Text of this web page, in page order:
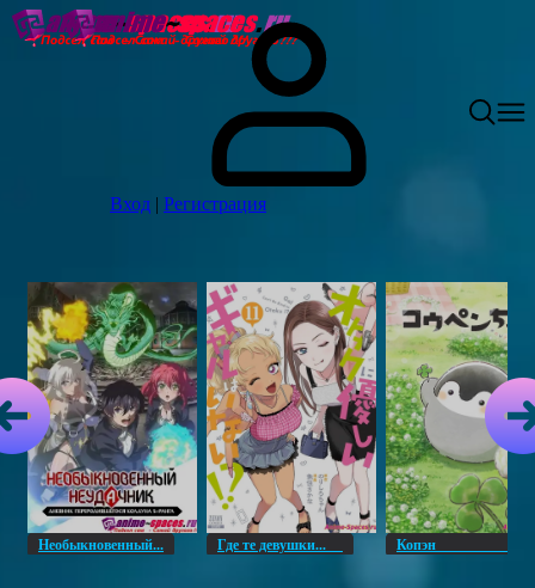
Вход | Регистрация
Необыкновенный... Где те девушки... Копэн